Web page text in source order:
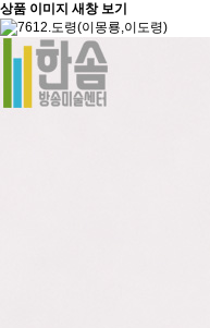
상품 이미지 새창 보기